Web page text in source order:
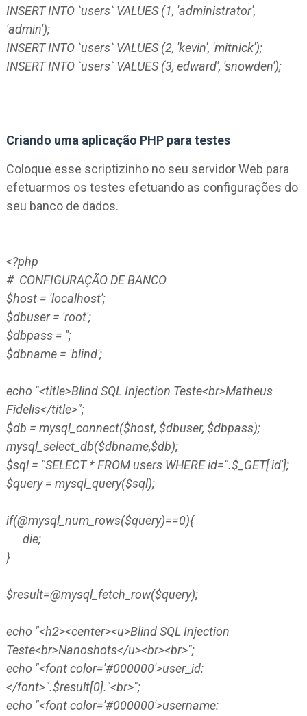
INSERT INTO `users` VALUES (1, 'administrator',
'admin');
INSERT INTO `users` VALUES (2, 'kevin', 'mitnick');
INSERT INTO `users` VALUES (3, edward', 'snowden');
Criando uma aplicação PHP para testes
Coloque esse scriptizinho no seu servidor Web para
efetuarmos os testes efetuando as configurações do
seu banco de dados.
<?php
# ­­­­ CONFIGURAÇÃO DE BANCO ­­­­­
$host = 'localhost';
$dbuser = 'root';
$dbpass = '';
$dbname = 'blind';
echo "<title>Blind SQL Injection Teste<br>Matheus
Fidelis</title>";
$db = mysql_connect($host, $dbuser, $dbpass);
mysql_select_db($dbname,$db);
$sql = "SELECT * FROM users WHERE id=".$_GET['id'];
$query = mysql_query($sql);
if(@mysql_num_rows($query)==0){
die;
}
$result=@mysql_fetch_row($query);
echo "<h2><center><u>Blind SQL Injection
Teste<br>Nanoshots</u><br><br>";
echo "<font color='#000000'>user_id:
</font>".$result[0]."<br>";
echo "<font color='#000000'>username: